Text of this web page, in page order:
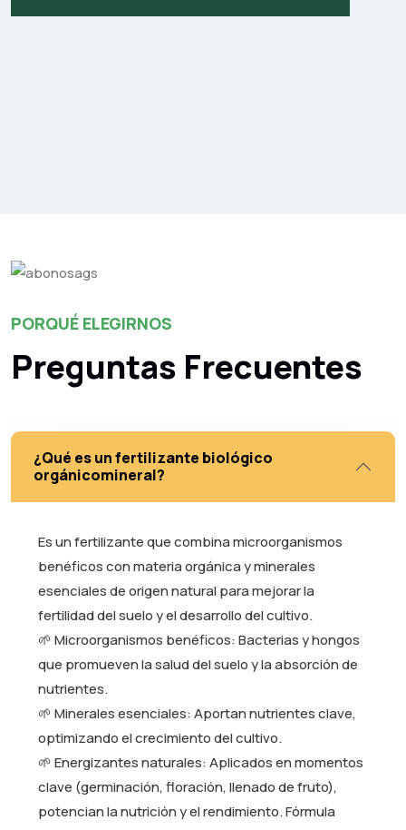
PORQUÉ ELEGIRNOS
Preguntas Frecuentes
¿Qué es un fertilizante biológico
orgánicomineral?
Es un fertilizante que combina microorganismos
benéficos con materia orgánica y minerales
esenciales de origen natural para mejorar la
fertilidad del suelo y el desarrollo del cultivo.
🌱 Microorganismos benéficos: Bacterias y hongos
que promueven la salud del suelo y la absorción de
nutrientes.
🌱 Minerales esenciales: Aportan nutrientes clave,
optimizando el crecimiento del cultivo.
🌱 Energizantes naturales: Aplicados en momentos
clave (germinación, floración, llenado de fruto),
potencian la nutrición y el rendimiento. Fórmula